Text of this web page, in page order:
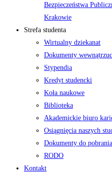
Bezpieczeństwa
Krakowie
Strefa studenta
Wirtualny dziekanat
Dokumenty
Stypendia
Kredyt studencki
Koła naukowe
Biblioteka
Akademickie biuro
Osiągnięcia naszych
Dokumenty do pobrania
RODO
Kontakt